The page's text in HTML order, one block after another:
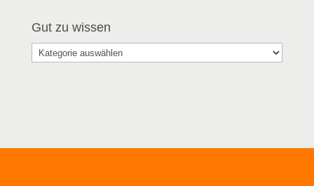
Gut zu wissen
Gut